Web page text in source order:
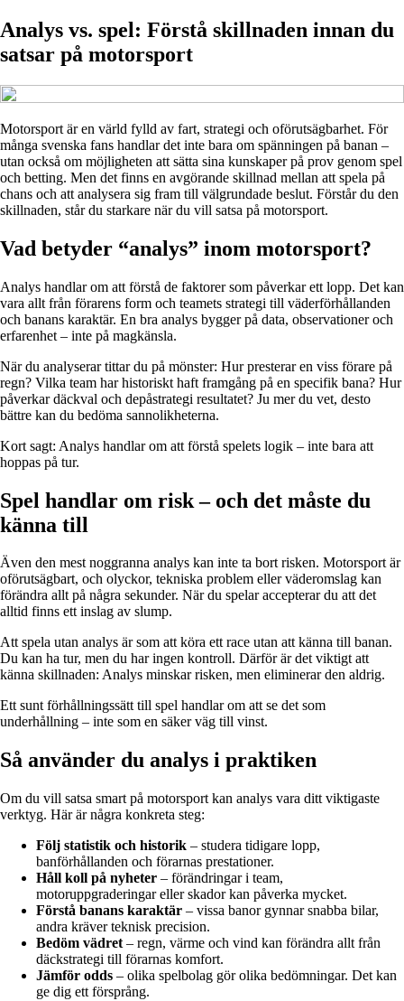
Analys vs. spel: Förstå skillnaden innan du
satsar på motorsport
Motorsport är en värld fylld av fart, strategi och oförutsägbarhet. För
många svenska fans handlar det inte bara om spänningen på banan –
utan också om möjligheten att sätta sina kunskaper på prov genom spel
och betting. Men det finns en avgörande skillnad mellan att spela på
chans och att analysera sig fram till välgrundade beslut. Förstår du den
skillnaden, står du starkare när du vill satsa på motorsport.
Vad betyder “analys” inom motorsport?
Analys handlar om att förstå de faktorer som påverkar ett lopp. Det kan
vara allt från förarens form och teamets strategi till väderförhållanden
och banans karaktär. En bra analys bygger på data, observationer och
erfarenhet – inte på magkänsla.
När du analyserar tittar du på mönster: Hur presterar en viss förare på
regn? Vilka team har historiskt haft framgång på en specifik bana? Hur
påverkar däckval och depåstrategi resultatet? Ju mer du vet, desto
bättre kan du bedöma sannolikheterna.
Kort sagt: Analys handlar om att förstå spelets logik – inte bara att
hoppas på tur.
Spel handlar om risk – och det måste du
känna till
Även den mest noggranna analys kan inte ta bort risken. Motorsport är
oförutsägbart, och olyckor, tekniska problem eller väderomslag kan
förändra allt på några sekunder. När du spelar accepterar du att det
alltid finns ett inslag av slump.
Att spela utan analys är som att köra ett race utan att känna till banan.
Du kan ha tur, men du har ingen kontroll. Därför är det viktigt att
känna skillnaden: Analys minskar risken, men eliminerar den aldrig.
Ett sunt förhållningssätt till spel handlar om att se det som
underhållning – inte som en säker väg till vinst.
Så använder du analys i praktiken
Om du vill satsa smart på motorsport kan analys vara ditt viktigaste
verktyg. Här är några konkreta steg:
Följ statistik och historik – studera tidigare lopp,
banförhållanden och förarnas prestationer.
Håll koll på nyheter – förändringar i team,
motoruppgraderingar eller skador kan påverka mycket.
Förstå banans karaktär – vissa banor gynnar snabba bilar,
andra kräver teknisk precision.
Bedöm vädret – regn, värme och vind kan förändra allt från
däckstrategi till förarnas komfort.
Jämför odds – olika spelbolag gör olika bedömningar. Det kan
ge dig ett försprång.